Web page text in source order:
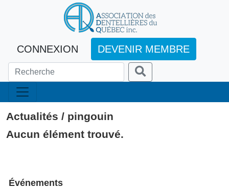
CONNEXION DEVENIR MEMBRE
Actualités / pingouin
Aucun élément trouvé.
Événements